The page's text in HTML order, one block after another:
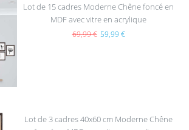
Lot de 15 cadres Moderne Chêne foncé en
MDF avec vitre en acrylique
69,99 € 59,99 €
Lot de 3 cadres 40x60 cm Moderne Chêne